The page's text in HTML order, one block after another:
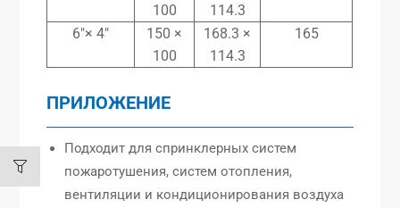
100
114.3
6″× 4″
150 ×
100
168.3 ×
114.3
165
ПРИЛОЖЕНИЕ
Подходит для спринклерных систем
пожаротушения, систем отопления,
вентиляции и кондиционирования воздуха